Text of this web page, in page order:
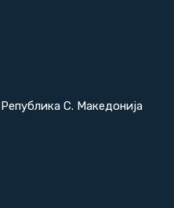
С. Македонија